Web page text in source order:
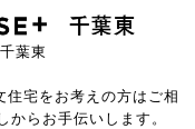
葉東
住宅を お考えの方はご相
からお手伝いします。